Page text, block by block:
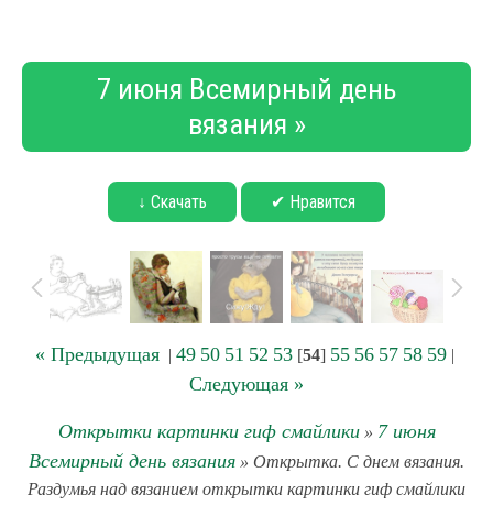
7 июня Всемирный день
вязания »
↓ Скачать ✔ Нравится
« Предыдущая| 49 50 51 52 53[54] 55 56 57 58 59|
Следующая »
Открытки картинки гиф смайлики» 7 июня
Всемирный день вязания » Открытка. С днем вязания.
Раздумья над вязанием открытки картинки гиф смайлики